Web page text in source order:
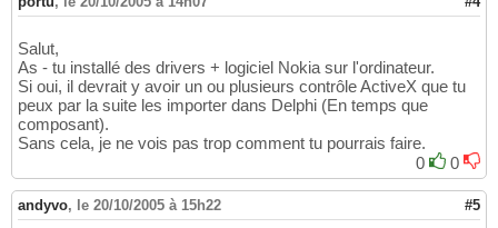
Salut,
As - tu installé des drivers + logiciel Nokia sur l'ordinateur.
Si oui, il devrait y avoir un ou plusieurs contrôle ActiveX que tu
peux par la suite les importer dans Delphi (En temps que
composant).
Sans cela, je ne vois pas trop comment tu pourrais faire.
0
0
andyvo, le 20/10/2005 à 15h22 #5